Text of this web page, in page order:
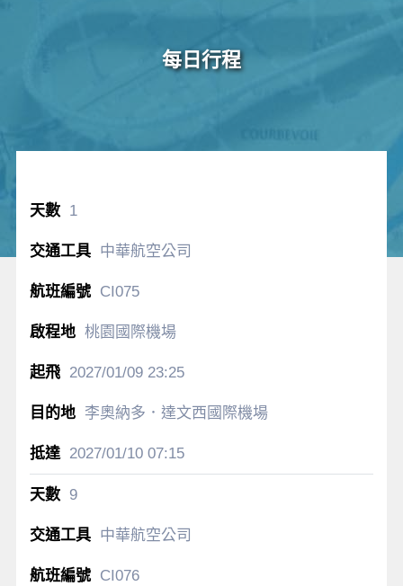
每日行程
1
中華航空公司
CI075
桃園國際機場
2027/01/0923:25
李奧納多．達文西國際機場
2027/01/1007:15
9
中華航空公司
CI076